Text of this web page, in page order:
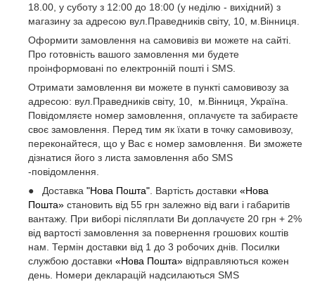
18.00, у суботу з 12:00 до 18:00 (у неділю - вихідний) з
магазину за адресою вул.Праведників світу, 10, м.Вінниця.
Оформити замовлення на самовивіз ви можете на сайті.
Про готовність вашого замовлення ми будете
проінформовані по електронній пошті і SMS.
Отримати замовлення ви можете в пункті самовивозу за
адресою: вул.Праведників світу, 10, м.Вінниця, Україна.
Повідомляєте номер замовлення, оплачуєте та забираєте
своє замовлення. Перед тим як їхати в точку самовивозу,
переконайтеся, що у Вас є номер замовлення. Ви зможете
дізнатися його з листа замовлення або SMS
-повідомлення.
● Доставка "Нова Пошта" . Вартість доставки «Нова
Пошта» становить від 55 грн залежно від ваги і габаритів
вантажу. При виборі післяплати Ви доплачуєте 20 грн + 2%
від вартості замовлення за повернення грошових коштів
нам. Термін доставки від 1 до 3 робочих днів. Посилки
службою доставки «Нова Пошта» відправляються кожен
день. Номери декларацій надсилаються SMS